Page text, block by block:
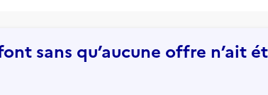
sans qu’aucune offre n’ait